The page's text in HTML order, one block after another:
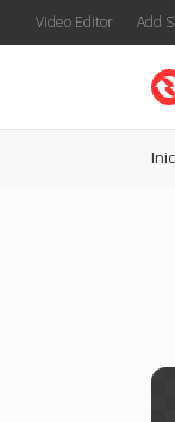
Video Editor Add